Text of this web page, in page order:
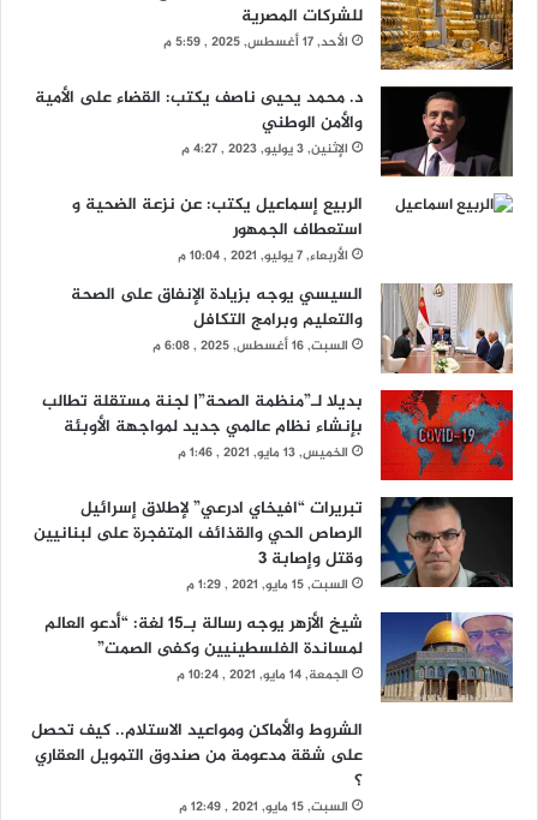
للشركات المصرية
الأحد, 17 أغسطس, 2025 , 5:59 م
د. محمد يحيى ناصف يكتب: القضاء على الأمية
والأمن الوطني
الإثنين, 3 يوليو, 2023 , 4:27 م
الربيع إسماعيل يكتب: عن نزعة الضحية و
استعطاف الجمهور
الأربعاء, 7 يوليو, 2021 , 10:04 م
السيسي يوجه بزيادة الإنفاق على الصحة
والتعليم وبرامج التكافل
السبت, 16 أغسطس, 2025 , 6:08 م
بديلا لـ”منظمة الصحة”| لجنة مستقلة تطالب
بإنشاء نظام عالمي جديد لمواجهة الأوبئة
الخميس, 13 مايو, 2021 , 1:46 م
تبريرات “افيخاي ادرعي” لإطلاق إسرائيل
الرصاص الحي والقذائف المتفجرة على لبنانيين
وقتل وإصابة 3
السبت, 15 مايو, 2021 , 1:29 م
شيخ الأزهر يوجه رسالة بـ15 لغة: “أدعو العالم
لمساندة الفلسطينيين وكفى الصمت”
الجمعة, 14 مايو, 2021 , 10:24 م
الشروط والأماكن ومواعيد الاستلام.. كيف تحصل
على شقة مدعومة من صندوق التمويل العقاري
؟
السبت, 15 مايو, 2021 , 12:49 م